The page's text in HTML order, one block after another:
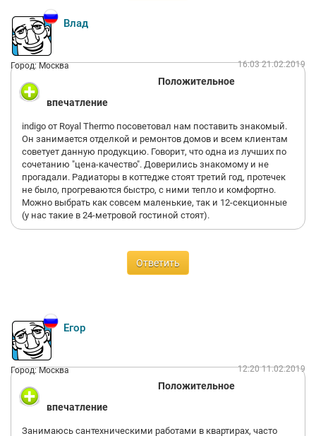
Влад
Город: Москва 16:03 21.02.2019
Положительное
впечатление
indigo от Royal Thermo посоветовал нам поставить знакомый.
Он занимается отделкой и ремонтов домов и всем клиентам
советует данную продукцию. Говорит, что одна из лучших по
сочетанию "цена-качество". Доверились знакомому и не
прогадали. Радиаторы в коттедже стоят третий год, протечек
не было, прогреваются быстро, с ними тепло и комфортно.
Можно выбрать как совсем маленькие, так и 12-секционные
(у нас такие в 24-метровой гостиной стоят).
Ответить
Егор
Город: Москва 12:20 11.02.2019
Положительное
впечатление
Занимаюсь сантехническими работами в квартирах, часто